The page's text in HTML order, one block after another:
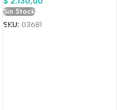
Sin Stock
SKU: 03681